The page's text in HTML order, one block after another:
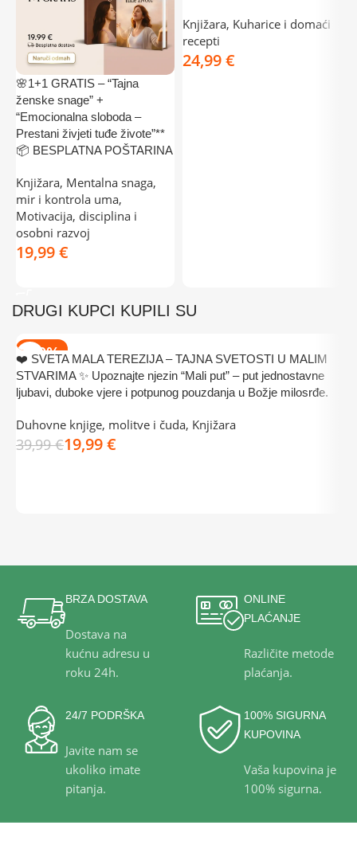
🌸1+1 GRATIS – “Tajna
ženske snage” +
“Emocionalna sloboda –
Prestani živjeti tuđe živote”**
📦 BESPLATNA POŠTARINA
Knjižara, Mentalna snaga,
mir i kontrola uma,
Motivacija, disciplina i
osobni razvoj
€
Knjižara, Kuharice i domaći
recepti
€
DRUGI KUPCI KUPILI SU
-50%
❤️ SVETA MALA TEREZIJA – TAJNA SVETOSTI U MALIM
STVARIMA ✨ Upoznajte njezin “Mali put” – put jednostavne
ljubavi, duboke vjere i potpunog pouzdanja u Božje milosrđe.
Duhovne knjige, molitve i čuda, Knjižara
39,99€19,99€
BRZA DOSTAVA
Dostava na
kućnu adresu u
roku 24h.
ONLINE
PLAĆANJE
Različite metode
plaćanja.
24/7 PODRŠKA
Javite nam se
ukoliko imate
pitanja.
100% SIGURNA
KUPOVINA
Vaša kupovina je
100% sigurna.